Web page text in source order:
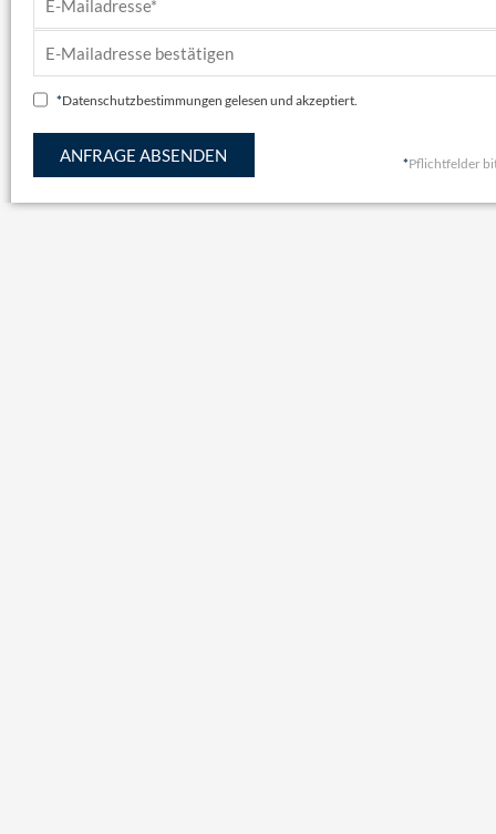
*Datenschutzbestimmungen gelesen und akzeptiert.
*Pflichtfelder